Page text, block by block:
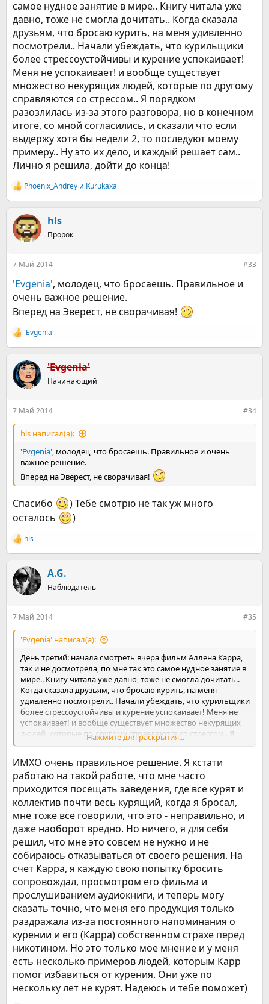
самое нудное занятие в мире.. Книгу читала уже
давно, тоже не смогла дочитать.. Когда сказала
друзьям, что бросаю курить, на меня удивленно
посмотрели.. Начали убеждать, что курильщики
более стрессоустойчивы и курение успокаивает!
Меня не успокаивает! и вообще существует
множество некурящих людей, которые по другому
справляются со стрессом.. Я порядком
разозлилась из-за этого разговора, но в конечном
итоге, со мной согласились, и сказали что если
выдержу хотя бы недели 2, то последуют моему
примеру.. Ну это их дело, и каждый решает сам..
Лично я решила, дойти до конца!
Р
е
к
ц
и
Phoenix_Andrey и Kurukaxa
hls
Пророк
7 Май 2014 #33
'Evgenia', молодец, что бросаешь. Правильное и
очень важное решение.
Вперед на Эверест, не сворачивая!
Р
е
к
ц
и
'Evgenia'
'Evgenia'
Начинающий
7 Май 2014 #34
hls написал(а):
'Evgenia', молодец, что бросаешь. Правильное и очень
важное решение.
Вперед на Эверест, не сворачивая!
Спасибо
) Тебе смотрю не так уж много
осталось
)
Р
е
к
ц
и
hls
A.G.
Наблюдатель
7 Май 2014 #35
'Evgenia' написал(а):
День третий: начала смотреть вчера фильм Аллена Карра,
так и не досмотрела, по мне так это самое нудное занятие в
мире.. Книгу читала уже давно, тоже не смогла дочитать..
Когда сказала друзьям, что бросаю курить, на меня
удивленно посмотрели.. Начали убеждать, что курильщики
более стрессоустойчивы и курение успокаивает! Меня не
успокаивает! и вообще существует множество некурящих
людей, которые по другому справляются со стрессом.. Я
порядком разозлилась из-за этого разговора, но в
выдержу хотя бы недели 2, то последуют моему примеру..
Ну это их дело, и каждый решает сам.. Лично я решила,
дойти до конца!
Нажмите для раскрытия...
ИМХО очень правильное решение. Я кстати
работаю на такой работе, что мне часто
приходится посещать заведения, где все курят и
коллектив почти весь курящий, когда я бросал,
мне тоже все говорили, что это - неправильно, и
даже наоборот вредно. Но ничего, я для себя
решил, что мне это совсем не нужно и не
собираюсь отказываться от своего решения. На
счет Карра, я каждую свою попытку бросить
сопровождал, просмотром его фильма и
прослушиванием аудиокниги, и теперь могу
сказать точно, что меня его продукция только
раздражала из-за постоянного напоминания о
курении и его (Карра) собственном страхе перед
никотином. Но это только мое мнение и у меня
есть несколько примеров людей, которым Карр
помог избавиться от курения. Они уже по
нескольку лет не курят. Надеюсь и тебе поможет)